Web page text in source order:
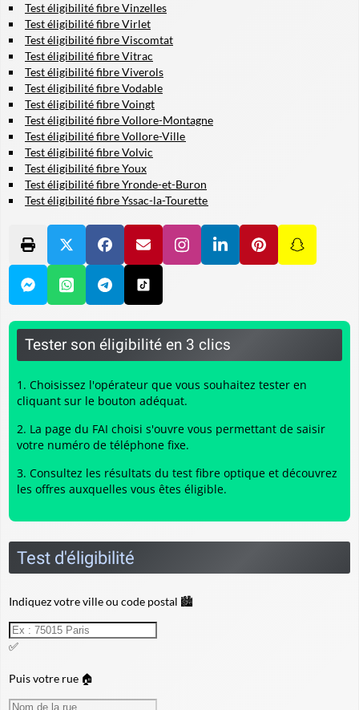
Test éligibilité fibre Vinzelles
Test éligibilité fibre Virlet
Test éligibilité fibre Viscomtat
Test éligibilité fibre Vitrac
Test éligibilité fibre Viverols
Test éligibilité fibre Vodable
Test éligibilité fibre Voingt
Test éligibilité fibre Vollore-Montagne
Test éligibilité fibre Vollore-Ville
Test éligibilité fibre Volvic
Test éligibilité fibre Youx
Test éligibilité fibre Yronde-et-Buron
Test éligibilité fibre Yssac-la-Tourette
Tester son éligibilité en 3 clics
Choisissez l'opérateur que vous souhaitez tester en
cliquant sur le bouton adéquat.
La page du FAI choisi s'ouvre vous permettant de saisir
votre numéro de téléphone fixe.
Consultez les résultats du test fibre optique et découvrez
les offres auxquelles vous êtes éligible.
Test d'éligibilité
Indiquez votre ville ou code postal 🏙️
✅
Puis votre rue 🏠